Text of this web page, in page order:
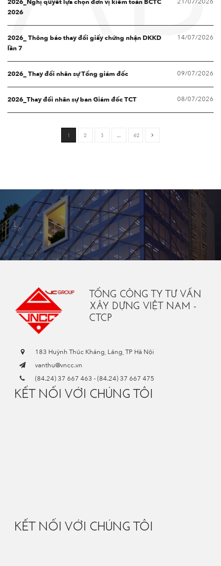
2026_Nghị quyết lựa chọn đơn vị kiểm toán BCTC
2026
2026_ Thông báo thay đổi giấy chứng nhận DKKD
lần 7
14/07/2026
2026_ Thay đổi nhân sự Tổng giám đốc 09/07/2026
2026_Thay đổi nhân sự ban Giám đốc TCT 08/07/2026
1 2 3 … 62
TỔNG CÔNG TY TƯ VẤN
XÂY DỰNG VIỆT NAM -
CTCP
183 Huỳnh Thúc Kháng, Láng, TP Hà Nội
vanthu@vncc.vn
(84.24) 37 667 463 -(84.24) 37 667 475
KẾT NỐI VỚI CHÚNG TÔI
KẾT NỐI VỚI CHÚNG TÔI